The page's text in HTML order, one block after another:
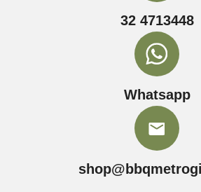
32 4713448
Whatsapp